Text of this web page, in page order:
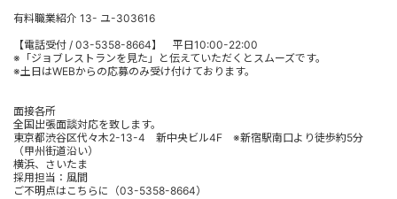
有料職業紹介 13- ユ-303616
【電話受付 / 03-5358-8664】 平日10:00-22:00
※「ジョブレストランを見た」と伝えていただくとスムーズです。
※土日はWEBからの応募のみ受け付けております。
面接各所
全国出張面談対応を致します。
東京都渋谷区代々木2-13-4 新中央ビル4F ※新宿駅南口より徒歩約5分
（甲州街道沿い）
横浜、さいたま
採用担当：風間
ご不明点はこちらに（03-5358-8664）